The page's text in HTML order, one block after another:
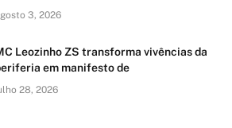
3, 2026
Leozinho ZS transforma vivências da
em manifesto de
28, 2026